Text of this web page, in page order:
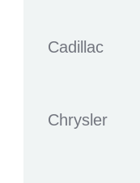
Cadillac
Chrysler